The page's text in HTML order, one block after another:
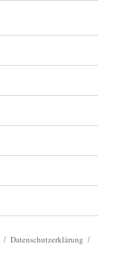
Datenschutzerklärung